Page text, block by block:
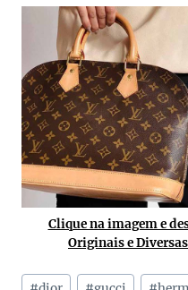
Clique na imagem e
Originais e
Tags